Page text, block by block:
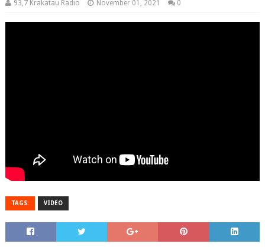
93,7 Krakatau Radio November 01, 2021 0
TAGS: VIDEO